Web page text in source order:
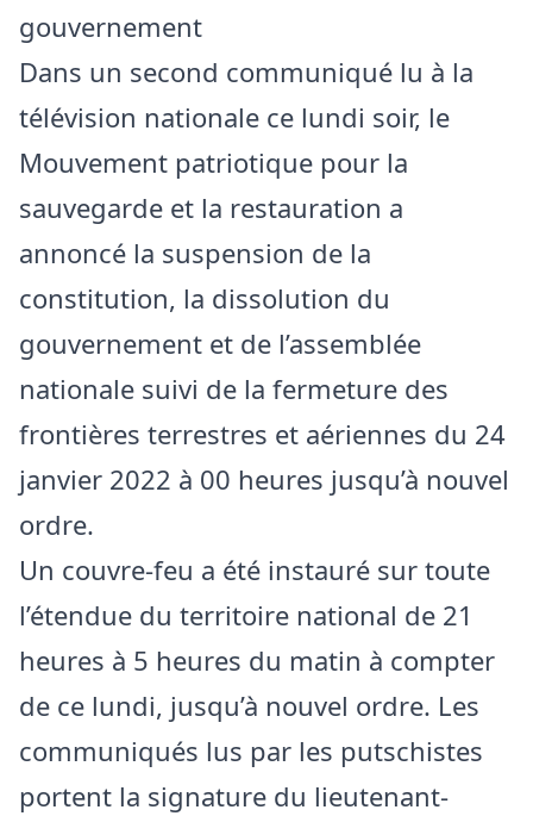
gouvernement
Dans un second communiqué lu à la
télévision nationale ce lundi soir, le
Mouvement patriotique pour la
sauvegarde et la restauration a
annoncé la suspension de la
constitution, la dissolution du
gouvernement et de l’assemblée
nationale suivi de la fermeture des
frontières terrestres et aériennes du 24
janvier 2022 à 00 heures jusqu’à nouvel
ordre.
Un couvre-feu a été instauré sur toute
l’étendue du territoire national de 21
heures à 5 heures du matin à compter
de ce lundi, jusqu’à nouvel ordre. Les
communiqués lus par les putschistes
portent la signature du lieutenant-